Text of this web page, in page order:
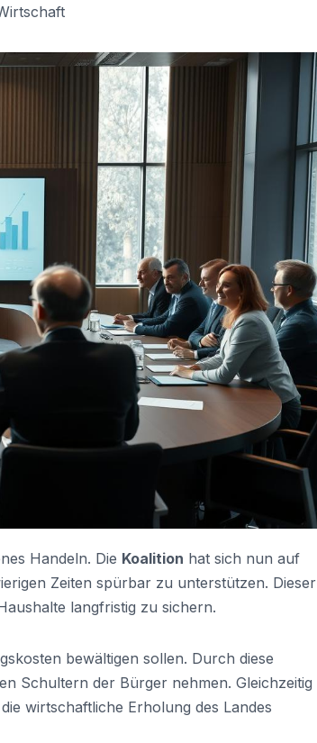
Handeln. Die Koalition hat sich nun auf
Zeiten spürbar zu unterstützen. Dieser
langfristig zu sichern.
bewältigen sollen. Durch diese
Schultern der Bürger nehmen. Gleichzeitig
wirtschaftliche Erholung des Landes